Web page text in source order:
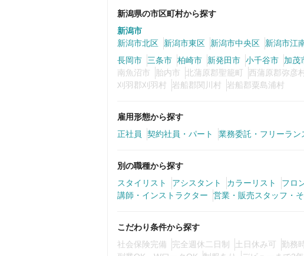
新潟県の市区町村から探す
新潟市
新潟市北区
新潟市東区 新潟市中央区 新潟市江
長岡市
三条市 柏崎市 新発田市 小千谷市 加茂
南魚沼市
胎内市 北蒲原郡聖籠町 西蒲原郡弥彦村
刈羽郡刈羽村
岩船郡関川村 岩船郡粟島浦村
雇用形態から探す
正社員
契約社員・パート 業務委託・フリーラン
別の職種から探す
スタイリスト
アシスタント カラーリスト フロ
講師・インストラクター
営業・販売スタッフ・
こだわり条件から探す
社会保険完備
完全週休二日制 土日休み可 勤務